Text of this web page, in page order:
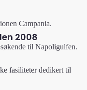
Campania.
2008
til Napoligulfen.
fasiliteter dedikert til